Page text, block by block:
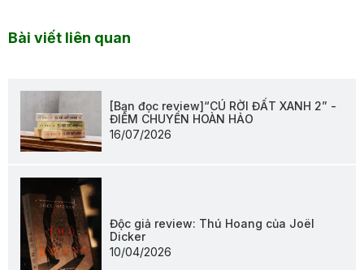
Bài viết liên quan
[Bạn đọc review]“CÚ RỜI ĐẤT XANH 2” -
ĐIỂM CHUYỂN HOÀN HẢO
16/07/2026
Độc giả review: Thú Hoang của Joël
Dicker
10/04/2026